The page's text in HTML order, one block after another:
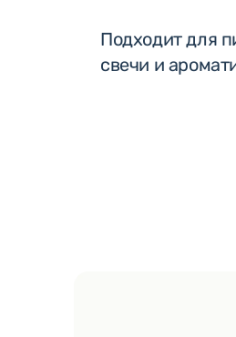
Подходит для
свечи и